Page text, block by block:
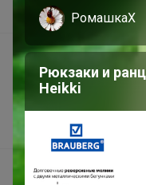
В наличии
Подарочные
Реклама на сайте
Поставщикам
support@24-ok.ru
РомашкаХ
Рюкзаки и
Heikki